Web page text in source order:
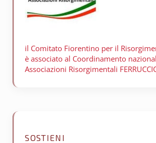
il Comitato Fiorentino per il
è associato al Coordinamento
Associazioni Risorgimentali
SOSTIENI